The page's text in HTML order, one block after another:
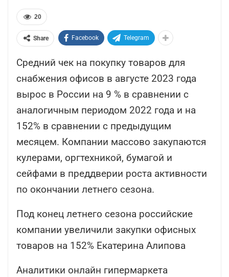
20
Share Facebook Telegram
Средний чек на покупку товаров для
снабжения офисов в августе 2023 года
вырос в России на 9 % в сравнении с
аналогичным периодом 2022 года и на
152% в сравнении с предыдущим
месяцем. Компании массово закупаются
кулерами, оргтехникой, бумагой и
сейфами в преддверии роста активности
по окончании летнего сезона.
Под конец летнего сезона российские
компании увеличили закупки офисных
товаров на 152% Екатерина Алипова
Аналитики онлайн гипермаркета